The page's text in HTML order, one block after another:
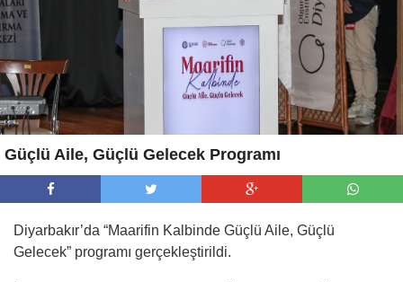
Güçlü Aile, Güçlü Gelecek Programı
Diyarbakır’da “Maarifin Kalbinde Güçlü Aile, Güçlü
Gelecek” programı gerçekleştirildi.